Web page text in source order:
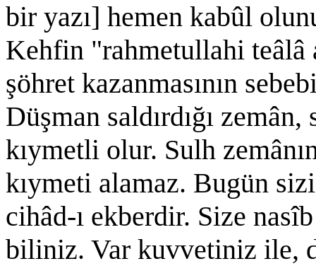
bir yazı] hemen kabûl
Kehfin "rahmetullahi teâlâ
şöhret kazanmasının
Düşman saldırdığı
kıymetli olur. Sulh
kıymeti alamaz. Bugün
cihâd-ı ekberdir. Size
biliniz. Var kuvvetiniz ile,